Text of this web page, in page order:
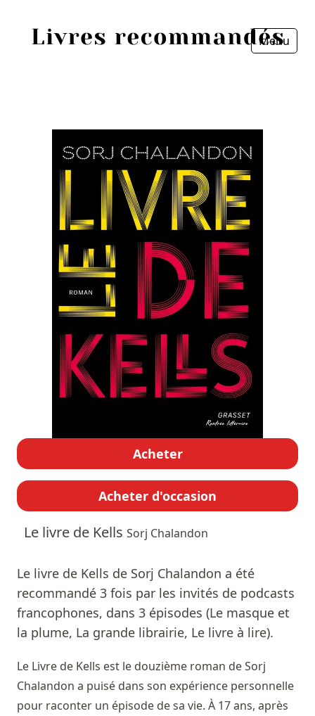
Menu
Acheter
Acheter d'occasion
Le livre de Kells Sorj Chalandon
Le livre de Kells de Sorj Chalandon a été
recommandé 3 fois par les invités de podcasts
francophones, dans 3 épisodes (Le masque et
la plume, La grande librairie, Le livre à lire).
Le Livre de Kells est le douzième roman de Sorj
Chalandon a puisé dans son expérience personnelle
pour raconter un épisode de sa vie. À 17 ans, après
Sources
Personnes
Livres
Livres les plus recommandés
Prix littéraires
Fermer